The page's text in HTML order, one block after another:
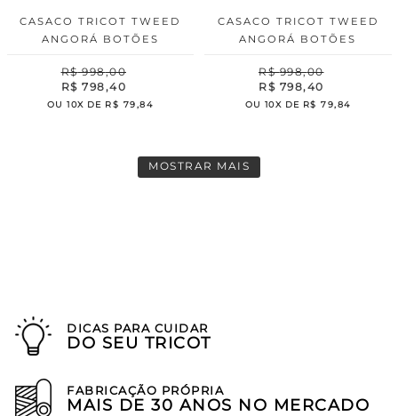
CASACO TRICOT TWEED
ANGORÁ BOTÕES
R$ 998,00
R$ 798,40
OU10X DE R$ 79 ,84
CASACO TRICOT TWEED
ANGORÁ BOTÕES
R$ 998,00
R$ 798,40
OU 10X DE R$ 79,84
MOSTRAR MAIS
DICAS PARA CUIDAR
DO SEU TRICOT
FABRICAÇÃO PRÓPRIA
MAIS DE 30 ANOS NO MERCADO